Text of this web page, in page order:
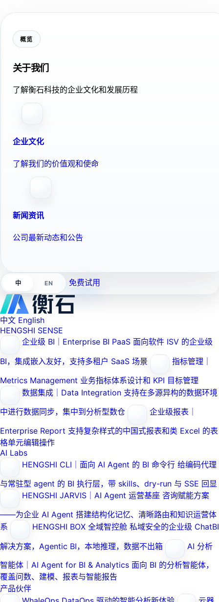
概览
关于我们
了解衡石科技的企业文化和发展历程
企业文化
了解我们的价值观和使命
新闻资讯
公司最新动态和公告
中 EN 免费试用
中文 English
HENGSHI SENSE
企业级 BI｜Enterprise BI PaaS 面向软件 ISV 的企业级
BI，集成嵌入友好，支持多租户 SaaS 场景
指标管理｜
Metrics Management 业务指标体系设计和 KPI 目标管理
数据集成｜Data Integration 支持在多源异构的数据环境
中进行数据同步，集中到分析型数仓
企业级报表｜
Enterprise Report 支持复杂样式的中国式报表和类 Excel 的表
格单元编辑操作
AI Labs
HENGSHI CLI｜面向 AI Agent 的 BI 命令行 给编码代理
与常驻型 agent 的 BI 执行层，带 skills、dry-run 与 SSE 回显
HENGSHI JARVIS｜AI Agent 运营基座 咨询赋能方案
——为企业 AI Agent 搭建结构化记忆、清晰路由和知识运营体
系
HENGSHI BOX 全域智控舱 私域安全的企业级 ChatBI
解决方案，Agentic BI，本地推理，数据不出箱
AI 分析
智能体｜AI Agent for BI & Analytics 面向 BI 的分析智能体，
覆盖问数、建模、报表与智能报告
产品伙伴